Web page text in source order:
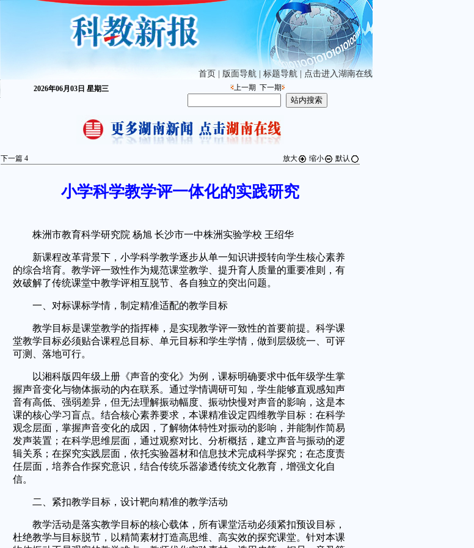
首页 版面导航 标题导航 点击进入湖南在线
2026年06月03日 星期三 上一期 下一期
下一篇 4 放大 缩小 默认
小学科学教学评一体化的实践研究
株洲市教育科学研究院 杨旭 长沙市一中株洲实验学校 王绍华
新课程改革背景下，小学科学教学逐步从单一知识讲授转向学生核心素养
的综合培育。教学评一致性作为规范课堂教学、提升育人质量的重要准则，有
效破解了传统课堂中教学评相互脱节、各自独立的突出问题。
一、对标课标学情，制定精准适配的教学目标
教学目标是课堂教学的指挥棒，是实现教学评一致性的首要前提。科学课
堂教学目标必须贴合课程总目标、单元目标和学生学情，做到层级统一、可评
可测、落地可行。
以湘科版四年级上册《声音的变化》为例，课标明确要求中低年级学生掌
握声音变化与物体振动的内在联系。通过学情调研可知，学生能够直观感知声
音有高低、强弱差异，但无法理解振动幅度、振动快慢对声音的影响，这是本
课的核心学习盲点。结合核心素养要求，本课精准设定四维教学目标：在科学
观念层面，掌握声音变化的成因，了解物体特性对振动的影响，并能制作简易
发声装置；在科学思维层面，通过观察对比、分析概括，建立声音与振动的逻
辑关系；在探究实践层面，依托实验器材和信息技术完成科学探究；在态度责
任层面，培养合作探究意识，结合传统乐器渗透传统文化教育，增强文化自
信。
二、紧扣教学目标，设计靶向精准的教学活动
教学活动是落实教学目标的核心载体，所有课堂活动必须紧扣预设目标，
杜绝教学与目标脱节，以精简素材打造高思维、高实效的探究课堂。针对本课